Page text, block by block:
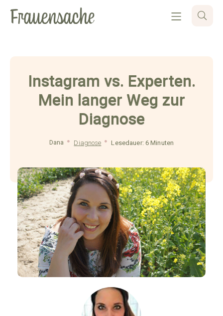
Instagram vs. Experten.
Mein langer Weg zur
Diagnose
Dana Diagnose Lesedauer: 6 Minuten